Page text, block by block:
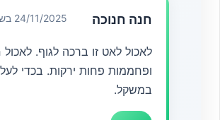
חנה חנוכה 24/11/2025 בשעה 05:01
לאכול לאט זו ברכה לגוף. לאכול
ופחממות פחות ירקות. בכדי
במשקל.